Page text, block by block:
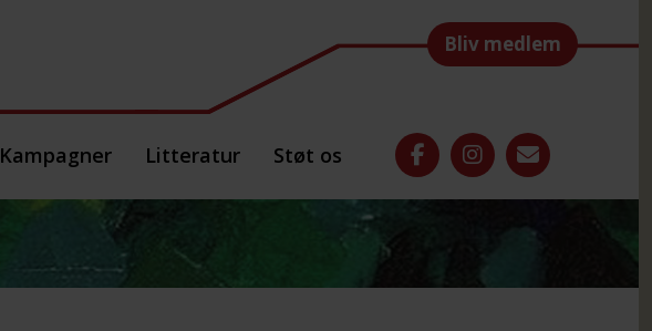
Bliv medlem
Kampagner Litteratur Støt os